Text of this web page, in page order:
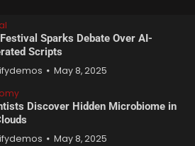
Sparks Debate Over AI-
Scripts
May 8, 2025
Discover Hidden Microbiome in
May 8, 2025